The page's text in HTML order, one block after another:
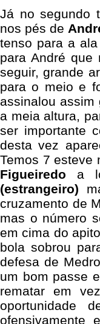
Já no segundo
nos pés de
tenso para a
para André que
seguir, grande
para o meio e
assinalou
a meia altura,
ser importante
desta vez
Temos 7 esteve
Figueiredo a
(estrangeiro)
cruzamento de
mas o número
em cima do
bola sobrou
defesa de
um bom passe
rematar em
oportunidade
ofensivamente